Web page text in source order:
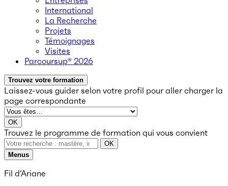
International
La Recherche
Projets
Témoignages
Visites
Parcoursup® 2026
Trouvez votre formation
Laissez-vous guider selon votre profil pour aller charger la
page correspondante
OK
Trouvez le programme de formation qui vous convient
OK
Menus
Fil d’Ariane